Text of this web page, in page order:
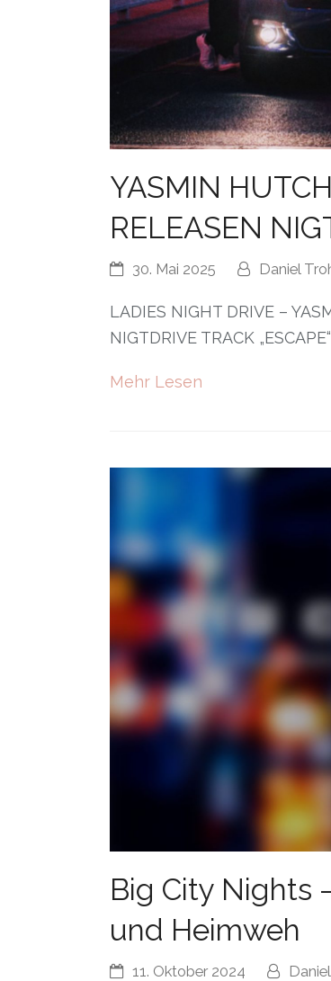
YASMIN
RELEASEN
30. Mai 2025 Daniel
LADIES NIGHT DRIVE –
NIGTDRIVE TRACK
Mehr Lesen
Big City Nights
und Heimweh
11. Oktober 2024